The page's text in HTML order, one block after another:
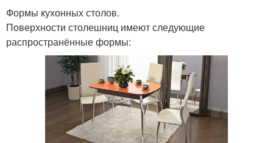
Формы кухонных столов.
Поверхности столешниц имеют следующие
распространённые формы: